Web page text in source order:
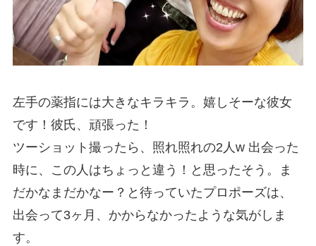
左手の薬指には大きなキラキラ。嬉しそーな彼女
です！彼氏、頑張った！
ツーショット撮ったら、照れ照れの2人w 出会った
時に、この人はちょっと違う！と思ったそう。ま
だかなまだかなー？と待っていたプロポーズは、
出会って3ヶ月、かからなかったような気がしま
す。